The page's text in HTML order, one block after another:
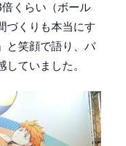
倍くらい（ボール
づくりも本当にす
と笑顔で語り、バ
ていました。